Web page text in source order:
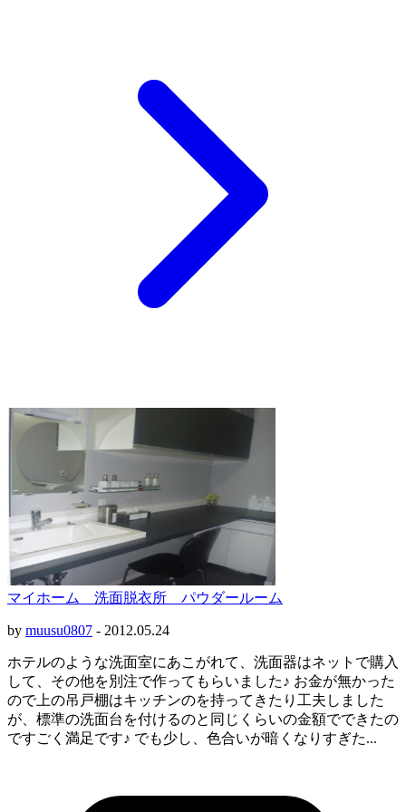
マイホーム 洗面脱衣所 パウダールーム
by muusu0807 - 2012.05.24
ホテルのような洗面室にあこがれて、洗面器はネットで購入
して、その他を別注で作ってもらいました♪ お金が無かった
ので上の吊戸棚はキッチンのを持ってきたり工夫しました
が、標準の洗面台を付けるのと同じくらいの金額でできたの
ですごく満足です♪ でも少し、色合いが暗くなりすぎた...